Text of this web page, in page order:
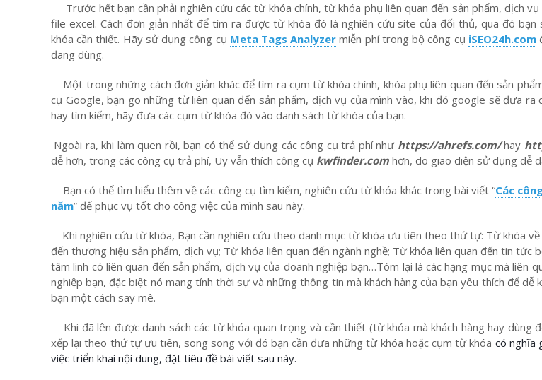
Trước hết bạn cần phải nghiên cứu các từ khóa chính, từ khóa phụ liên quan đến sản phẩm, dịch
file excel. Cách đơn giản nhất để tìm ra được từ khóa đó là nghiên cứu site của đối thủ, qua đó
khóa cần thiết. Hãy sử dụng công cụ Meta Tags Analyzer miễn phí trong bộ công cụ iSEO24h.com
đang dùng.
Một trong những cách đơn giản khác để tìm ra cụm từ khóa chính, khóa phụ liên quan đến sản
cụ Google, bạn gõ những từ liên quan đến sản phẩm, dịch vụ của mình vào, khi đó google sẽ đưa ra
hay tìm kiếm, hãy đưa các cụm từ khóa đó vào danh sách từ khóa của bạn.
Ngoài ra, khi làm quen rồi, bạn có thể sử dụng các công cụ trả phí như https://ahrefs.com/hay
dễ hơn, trong các công cụ trả phí, Uy vẫn thích công cụ kwfinder.com hơn, do giao diện sử dụng dễ
Bạn có thể tìm hiểu thêm về các công cụ tìm kiếm, nghiên cứu từ khóa khác trong bài viết “Các
năm” để phục vụ tốt cho công việc của mình sau này.
Khi nghiên cứu từ khóa, Bạn cần nghiên cứu theo danh mục từ khóa ưu tiên theo thứ tự: Từ khóa về
đến thương hiệu sản phẩm, dịch vụ; Từ khóa liên quan đến ngành nghề; Từ khóa liên quan đến tin tức
tâm linh có liên quan đến sản phẩm, dịch vụ của doanh nghiệp bạn…Tóm lại là các hạng mục mà liên
nghiệp bạn, đặc biệt nó mang tính thời sự và những thông tin mà khách hàng của bạn yêu thích để dễ
bạn một cách say mê.
Khi đã lên được danh sách các từ khóa quan trọng và cần thiết (từ khóa mà khách hàng hay dùng
xếp lại theo thứ tự ưu tiên, song song với đó bạn cần đưa những từ khóa hoặc cụm từ khóa có nghĩa
việc triển khai nội dung, đặt tiêu đề bài viết sau này.